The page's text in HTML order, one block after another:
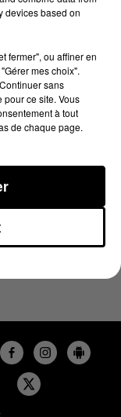
À 12H00
devices based on
fermer", ou affiner en
mes choix".
sans
pour ce site. Vous
à tout
de chaque page.